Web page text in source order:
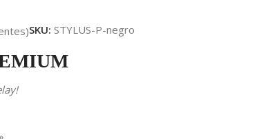
SKU: STYLUS-P-negro
!